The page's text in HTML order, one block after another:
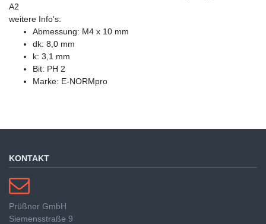
A2
weitere Info's:
Abmessung: M4 x 10 mm
dk: 8,0 mm
k: 3,1 mm
Bit: PH 2
Marke: E-NORMpro
KONTAKT
Prüßner GmbH
Siemensstraße 9